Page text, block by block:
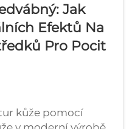
Jak
Efektů Na
Pro Pocit
kůže pomocí